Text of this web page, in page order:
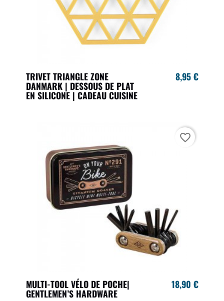
TRIVET TRIANGLE ZONE
DANMARK | DESSOUS DE PLAT
EN SILICONE | CADEAU CUISINE
8,95 €
MULTI-TOOL VÉLO DE POCHE|
GENTLEMEN’S HARDWARE
18,90 €
favorite_border